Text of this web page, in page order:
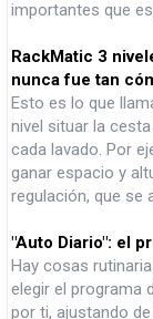
importantes que
RackMatic 3
nunca fue tan
Esto es lo que
nivel situar la
cada lavado. Por
ganar espacio y
regulación, que se
"Auto Diario": el
Hay cosas
elegir el programa
por ti, ajustando